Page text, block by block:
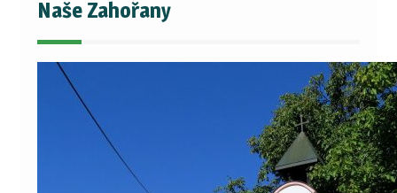
Naše Zahořany